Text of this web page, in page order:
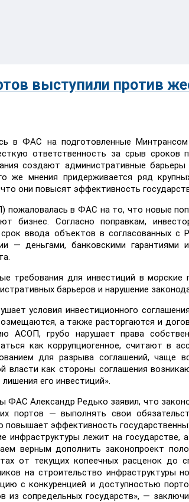
выступили против
в ФАС на подготовленные
ответственность за срыв сроков
создают административные
же мнения придерживается ряд
они повысят эффективность
в ФАС на то, что новые
бизнес. Согласно поправкам,
ввода объектов в согласованных с
— деньгами, банковскими гарантиями
требования для инвестиций в
барьеров и нарушение
условия инвестиционного
а также расторгаются и
АСОП, грубо нарушает права
как коррупциогенное, считают в
для разрыва соглашений, чаще
власти как стороны соглашения
его инвестиций».
ФАС Александр Редько заявил, что
портов — выполнять свои
повышает эффективность
инфраструктуры лежит на
верным дополнить законопроект
от текущих копеечных расценок до
на строительство инфраструктуры
с конкуренцией и доступностью
из сопредельных государств», —